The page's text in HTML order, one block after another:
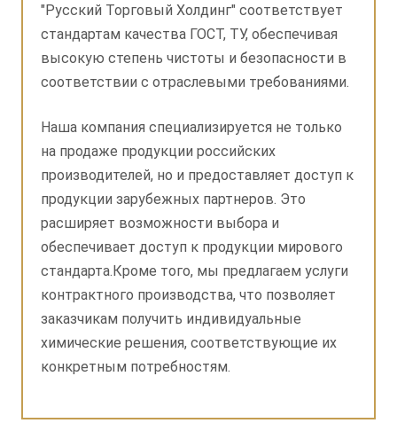
"Русский Торговый Холдинг" соответствует
стандартам качества ГОСТ, ТУ, обеспечивая
высокую степень чистоты и безопасности в
соответствии с отраслевыми требованиями.
Наша компания специализируется не только
на продаже продукции российских
производителей, но и предоставляет доступ к
продукции зарубежных партнеров. Это
расширяет возможности выбора и
обеспечивает доступ к продукции мирового
стандарта.Кроме того, мы предлагаем услуги
контрактного производства, что позволяет
заказчикам получить индивидуальные
химические решения, соответствующие их
конкретным потребностям.